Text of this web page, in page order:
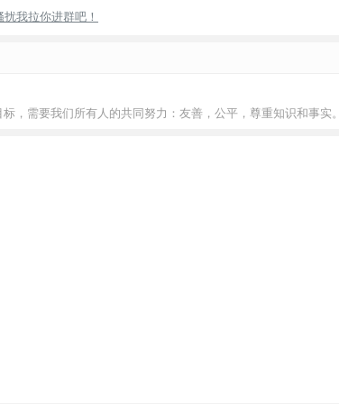
我拉你进群吧！
，需要我们所有人的共同努力：友善，公平，尊重知识和事实。